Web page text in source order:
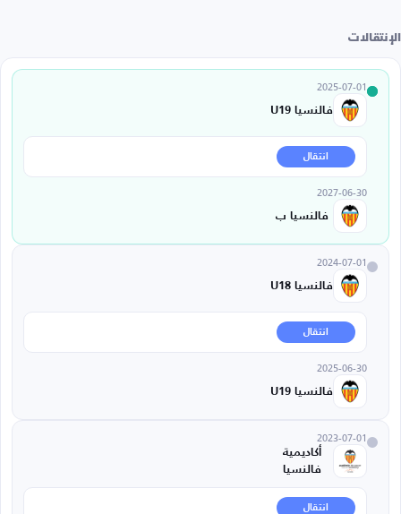
الإنتقالات
2025-07-01
فالنسيا U19
انتقال
2027-06-30
فالنسيا ب
2024-07-01
فالنسيا U18
انتقال
2025-06-30
فالنسيا U19
2023-07-01
أكاديمية
فالنسيا
انتقال